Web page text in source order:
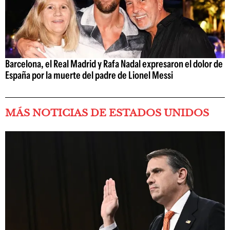
Barcelona, el Real Madrid y Rafa Nadal expresaron el dolor de
España por la muerte del padre de Lionel Messi
MÁS NOTICIAS DE ESTADOS UNIDOS